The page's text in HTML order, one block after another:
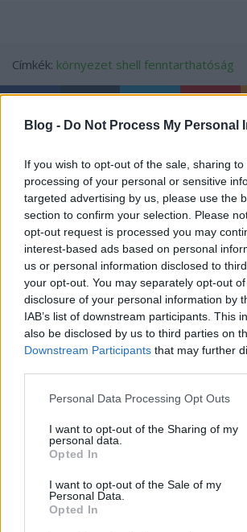
Blog - Do Not Process My Personal
If you wish to opt-out of the sale, sharing
processing of your personal or sensitive
targeted advertising by us, please use the
section to confirm your selection. Please
opt-out request is processed you may
interest-based ads based on personal
us or personal information disclosed to
your opt-out. You may separately opt-out
disclosure of your personal information by
IAB’s list of downstream participants. This
also be disclosed by us to third parties on
Downstream Participants that may further
Please note that this website/app uses one
not limited to your visit or usage behaviour.
grant or deny consent to Google and its
use your data for below specified purposes
consent section.
Personal Data Processing Opt Outs
I want to opt-out of the Sharing of my
personal data.
Opted In
I want to opt-out of the Sale of my
Personal Data.
Opted In
Címkék: környezet shell fenntarthatóság
Új fejezet - Csernobil új
Vízzel feltöltött táj vagy
feltöltött víz?!
Kiskapun át törne